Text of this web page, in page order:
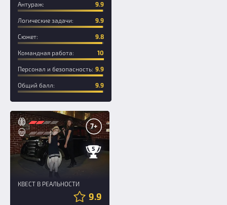
Антураж:
9.9
Логические задачи: 9.9
Сюжет: 9.8
Командная работа: 10
Персонал и безопасность: 9.9
Общий балл: 9.9
5
7+
КВЕСТ В РЕАЛЬНОСТИ
9.9